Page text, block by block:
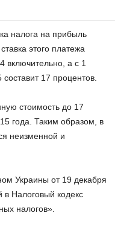
налога на прибыль
этого платежа
включительно, а с 1
17 процентов.
стоимость до 17
года. Таким образом, в
неизменной и
Украины от 19 декабря
Налоговый кодекс
налогов».